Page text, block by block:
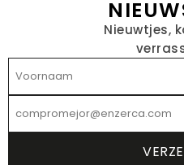
Nieuwtjes,